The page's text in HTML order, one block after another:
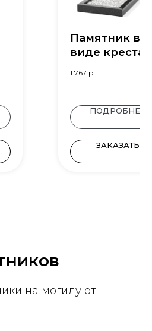
Памятник в
виде креста
1 767 р.
ПОДРОБНЕЕ
ЗАКАЗАТЬ
на могилу от